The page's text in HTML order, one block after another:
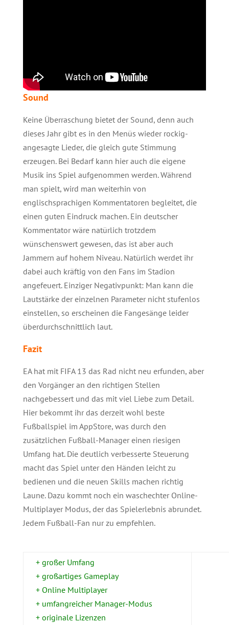
Sound
Keine Überraschung bietet der Sound, denn auch
dieses Jahr gibt es in den Menüs wieder rockig-
angesagte Lieder, die gleich gute Stimmung
erzeugen. Bei Bedarf kann hier auch die eigene
Musik ins Spiel aufgenommen werden. Während
man spielt, wird man weiterhin von
englischsprachigen Kommentatoren begleitet, die
einen guten Eindruck machen. Ein deutscher
Kommentator wäre natürlich trotzdem
wünschenswert gewesen, das ist aber auch
Jammern auf hohem Niveau. Natürlich werdet ihr
dabei auch kräftig von den Fans im Stadion
angefeuert. Einziger Negativpunkt: Man kann die
Lautstärke der einzelnen Parameter nicht stufenlos
einstellen, so erscheinen die Fangesänge leider
überdurchschnittlich laut.
Fazit
EA hat mit FIFA 13 das Rad nicht neu erfunden, aber
den Vorgänger an den richtigen Stellen
nachgebessert und das mit viel Liebe zum Detail.
Hier bekommt ihr das derzeit wohl beste
Fußballspiel im AppStore, was durch den
zusätzlichen Fußball-Manager einen riesigen
Umfang hat. Die deutlich verbesserte Steuerung
macht das Spiel unter den Händen leicht zu
bedienen und die neuen Skills machen richtig
Laune. Dazu kommt noch ein waschechter Online-
Multiplayer Modus, der das Spielerlebnis abrundet.
Jedem Fußball-Fan nur zu empfehlen.
+ großer Umfang
+ großartiges Gameplay
+ Online Multiplayer
+ umfangreicher Manager-Modus
+ originale Lizenzen